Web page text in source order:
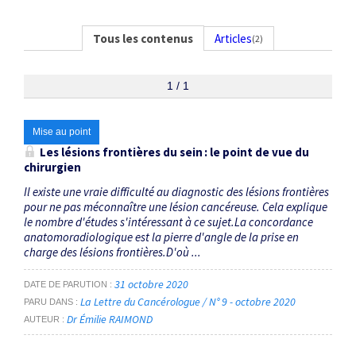
Métaplasie cylindrique avec atypie
Dates
Du
au
RECHERCHER
Tous les contenus Articles(2)
1 / 1
Mise au point
Les lésions frontières du sein : le point de vue du
chirurgien
Il existe une vraie difficulté au diagnostic des lésions frontières
pour ne pas méconnaître une lésion cancéreuse. Cela explique
le nombre d'études s'intéressant à ce sujet.La concordance
anatomoradiologique est la pierre d'angle de la prise en
charge des lésions frontières.D'où ...
DATE DE PARUTION 31 octobre 2020
PARU DANS La Lettre du Cancérologue / N° 9 - octobre 2020
AUTEUR Dr Émilie RAIMOND